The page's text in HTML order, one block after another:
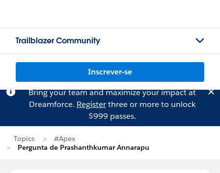
Trailblazer Community
Inscrever-se
Bring your team and maximize your impact at
Dreamforce. Registerthree or more to unlock
$999 passes.
Topics
#Apex
Pergunta de Prashanthkumar Annarapu